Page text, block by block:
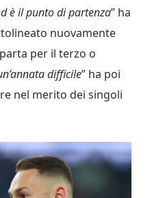
è il punto di partenza” ha
nuovamente
per il terzo o
difficile” ha poi
nel merito dei singoli